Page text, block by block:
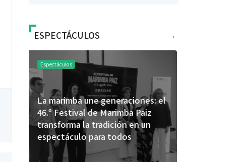
+
ESPECTÁCULOS
Espectáculos
Shakira rompe récords con “Dai
Dai” y conquista el número uno
mundial en Spotify y Billboard